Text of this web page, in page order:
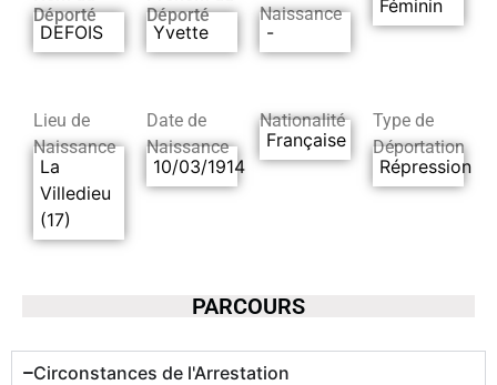
Déporté
DEFOIS
Déporté
Yvette
Naissance
-
Féminin
Lieu de
Naissance
La
Villedieu
(17)
Date de
Naissance
10/03/1914
Nationalité
Française
Type de
Déportation
Répression
PARCOURS
Circonstances de l'Arrestation